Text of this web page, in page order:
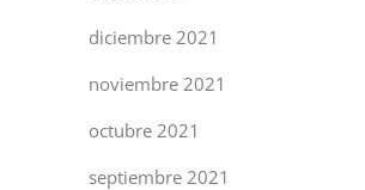
diciembre 2021
noviembre 2021
octubre 2021
septiembre 2021